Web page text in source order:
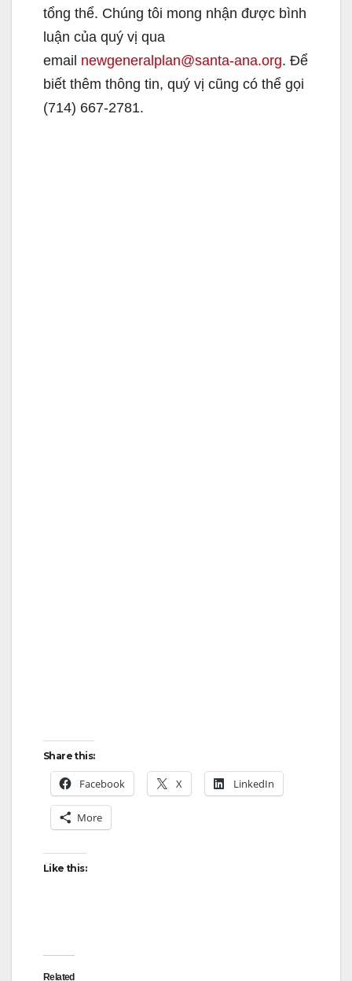
tổng thể. Chúng tôi mong nhận được bình
luận của quý vị qua
email newgeneralplan@santa-ana.org. Để
biết thêm thông tin, quý vị cũng có thể gọi
(714) 667-2781.
Share this:
Facebook X LinkedIn
More
Like this:
Related